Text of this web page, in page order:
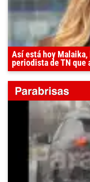
Así está hoy
periodista de TN que